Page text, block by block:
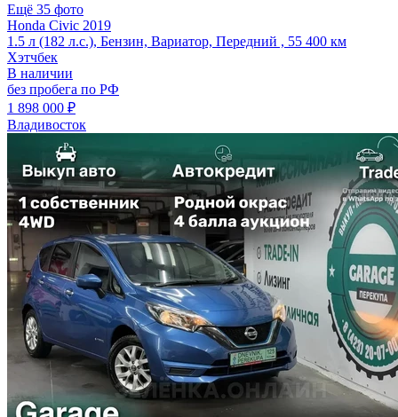
Ещё 35 фото
Honda Civic 2019
1.5 л (182 л.с.), Бензин, Вариатор, Передний , 55 400 км
Хэтчбек
В наличии
без пробега по РФ
1 898 000 ₽
Владивосток